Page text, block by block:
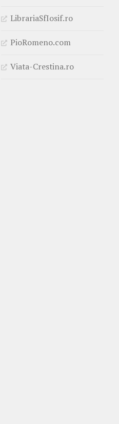
LibrariaSfIosif.ro
PioRomeno.com
Viata-Crestina.ro